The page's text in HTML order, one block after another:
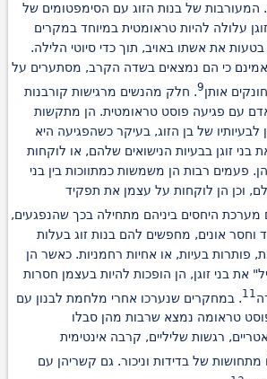
של בנות הזוג עם הסימפטומים של
עלולה להיות טראומטית במיוחד במקרים
את אשתו באויב, תוך כדי סיוטי הלילה.
כי הם נמצאים בשדה הקרב, מסתערים על
אותן9. חלק מהנשים מרגישות קורבנות
עם פגיעה פוסט טראומטית. הן מתקשות
לבעיותיו של בן הזוג, בעיקר כשהפגיעה היא
בני זוגן בבעיות הנישואים שלהם, או לוקחות
פעמים רבות הן משמשות כמתווכות בין בני
וכן הן לוקחות על עצמן את תפקיד
מערכת היחסים ביניהם מתחילה בכך שהנפגעים,
אונים, מחפשים להם בנות זוג בעלות
פותרות בעיות, או אחיות רחמניות. כאשר הן
את בני זוגן, הן הופכות להיות בעצמן חסרות
11. במחקרים שנערכו אחרי מלחמת לבנון עם
פוסט טראומה נמצא שרבות מהן סבלו
רגשות שליליים, קרבה אינטימית
של בדידות וניכור. גם קשריהן עם